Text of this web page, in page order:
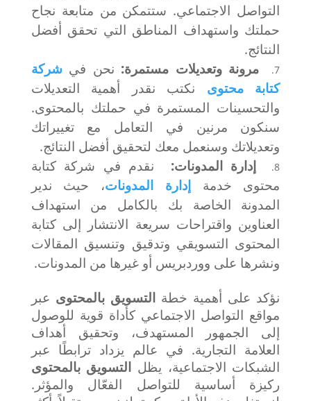
التواصل الاجتماعي. ستتمكن من متابعة نجاح
حملتك واستهداف المناطق التي تحقق أفضل
النتائج.
مرونة وتعديلات مستمرة: نحن في شركة
كتابة محتوى نكتب نقدر أهمية التعديلات
والتحسينات المستمرة في حملتك بالمحتوى.
سنكون مرنين في التعامل مع تغييراتك
وتعديلاتك وسنعمل معك لتحقيق أفضل النتائج.
إدارة المدونات: نقدم في شركة كتابة
محتوى خدمةإدارة المدونات، حيث ندير
المدونة الخاصة بك بالكامل من استهداف
العناوين واقتراحات سريعة الانتشار إلى كتابة
المحتوى التسويقي وتدقيق وتنسيق المقالات
ونشرها على ووردبريس أو غيرها من المدونات.
نؤكد على أهمية خطةالتسويق بالمحتوى عبر
مواقع التواصل الاجتماعي كأداة قوية للوصول
إلى الجمهور المستهدف، وتحقيق أهداف
العلامة التجارية. في عالم يزداد ترابطًا عبر
الشبكات الاجتماعية، يظل التسويق بالمحتوى
ركيزة أساسية للتواصل الفعّال والمؤثر.